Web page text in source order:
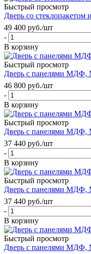
Быстрый просмотр
Дверь со
49 400 руб./шт
-
В корзину
Быстрый просмотр
Дверь с панелями
46 800 руб./шт
-
В корзину
Быстрый просмотр
Дверь с панелями
37 440 руб./шт
-
В корзину
Быстрый просмотр
Дверь с панелями
37 440 руб./шт
-
В корзину
Быстрый просмотр
Дверь с панелями